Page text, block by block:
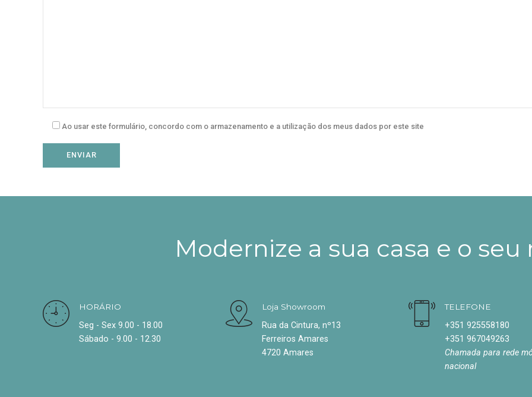
Ao usar este formulário, concordo com o armazenamento e a utilização dos meus dados por este site
Modernize a sua casa e o
HORÁRIO
Seg - Sex 9.00 - 18.00
Sábado - 9.00 - 12.30
Loja Showroom
Rua da Cintura, nº13
Ferreiros Amares
4720 Amares
TELEFONE
+351 925558180
+351 967049263
Chamada para rede
nacional